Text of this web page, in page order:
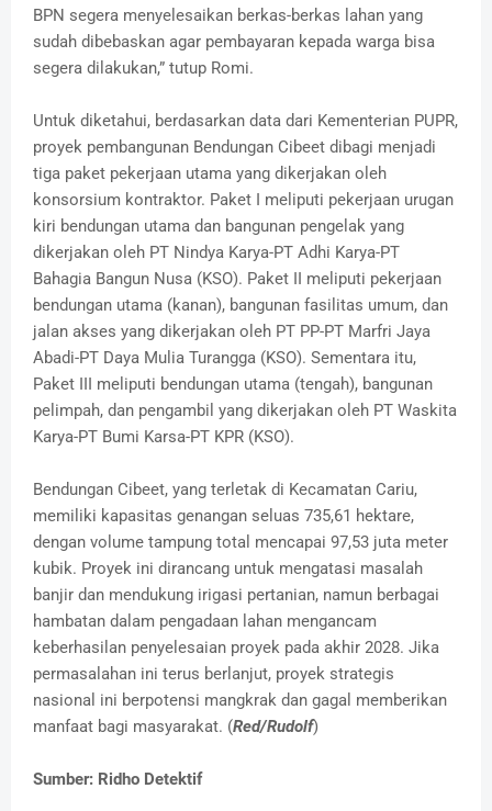
BPN segera menyelesaikan berkas-berkas lahan yang
sudah dibebaskan agar pembayaran kepada warga bisa
segera dilakukan,” tutup Romi.
Untuk diketahui, berdasarkan data dari Kementerian PUPR,
proyek pembangunan Bendungan Cibeet dibagi menjadi
tiga paket pekerjaan utama yang dikerjakan oleh
konsorsium kontraktor. Paket I meliputi pekerjaan urugan
kiri bendungan utama dan bangunan pengelak yang
dikerjakan oleh PT Nindya Karya-PT Adhi Karya-PT
Bahagia Bangun Nusa (KSO). Paket II meliputi pekerjaan
bendungan utama (kanan), bangunan fasilitas umum, dan
jalan akses yang dikerjakan oleh PT PP-PT Marfri Jaya
Abadi-PT Daya Mulia Turangga (KSO). Sementara itu,
Paket III meliputi bendungan utama (tengah), bangunan
pelimpah, dan pengambil yang dikerjakan oleh PT Waskita
Karya-PT Bumi Karsa-PT KPR (KSO).
Bendungan Cibeet, yang terletak di Kecamatan Cariu,
memiliki kapasitas genangan seluas 735,61 hektare,
dengan volume tampung total mencapai 97,53 juta meter
kubik. Proyek ini dirancang untuk mengatasi masalah
banjir dan mendukung irigasi pertanian, namun berbagai
hambatan dalam pengadaan lahan mengancam
keberhasilan penyelesaian proyek pada akhir 2028. Jika
permasalahan ini terus berlanjut, proyek strategis
nasional ini berpotensi mangkrak dan gagal memberikan
manfaat bagi masyarakat. (Red/Rudolf)
Sumber: Ridho Detektif